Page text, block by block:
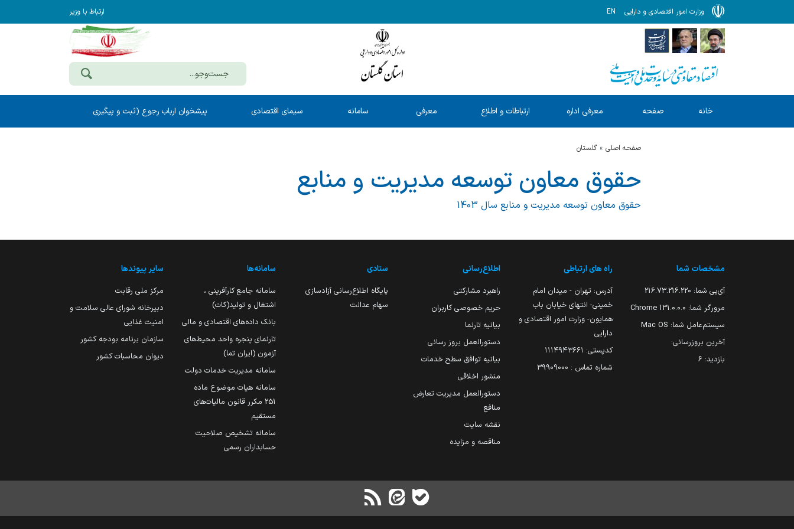
وزارت امور اقتصادی و دارایی EN ارتباط با وزیر
خانه صفحه معرفی اداره
کل
ارتباطات و اطلاع معرفی سامانه سیمای اقتصادی پیشخوان ارباب رجوع (ثبت و پیگیری
صفحه اصلی گلستان
حقوق معاون توسعه مدیریت و منابع
حقوق معاون توسعه مدیریت و منابع سال 1403
مشخصات شما
آی‌پی شما: 216.73.216.220
مرورگر شما: 131.0.0.0 Chrome
سیستم‌عامل شما: Mac OS
آخرین بروزرسانی:
بازدید: 6
راه های ارتباطی
آدرس: تهران - میدان امام
خمینی- انتهای خیابان باب
همایون- وزارت امور اقتصادی و
دارایی
کدپستی: ۱۱۱۴۹۴۳۶۶۱
شماره تماس : 39909000
اطلاع‌رسانی
راهبرد مشارکتی
حریم خصوصی کاربران
بیانیه تارنما
دستورالعمل بروز رسانی
بیانیه توافق سطح خدمات
منشور اخلاقی
دستورالعمل مدیریت تعارض
منافع
نقشه سایت
مناقصه و مزایده
ستادی
پایگاه اطلاع‌رسانی آزادسازی
سهام عدالت
سامانه‌ها
سامانه جامع کارآفرینی ،
اشتغال و تولید(کات)
بانک داده‌های اقتصادی و مالی
تارنمای پنجره واحد محیط‌های
آزمون (ایران تما)
سامانه مدیریت خدمات دولت
سامانه هیات موضوع ماده
251 مکرر قانون مالیات‌های
مستقیم
سامانه تشخیص صلاحیت
حسابداران رسمی
سایر پیوندها
مرکز ملی رقابت
دبیرخانه شورای عالی سلامت و
امنیت غذایی
سازمان برنامه بودجه کشور
دیوان محاسبات کشور